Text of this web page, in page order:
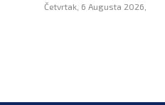
Četvrtak, 6 Augusta 2026,